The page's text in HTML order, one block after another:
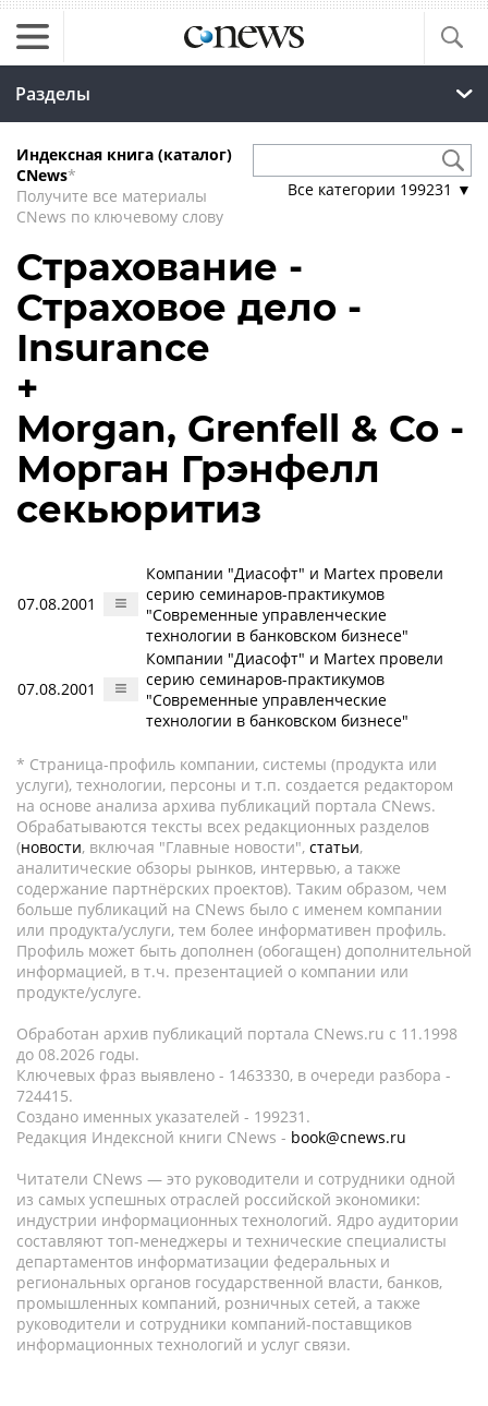
Разделы
Индексная книга (каталог)
CNews*
Получите все материалы
CNews по ключевому слову
Все категории 199231 ▼
Страхование -
Страховое дело -
Insurance
+
Morgan, Grenfell & Co -
Морган Грэнфелл
секьюритиз
07.08.2001
Компании "Диасофт" и Martex провели
серию семинаров-практикумов
"Современные управленческие
технологии в банковском бизнесе"
07.08.2001
Компании "Диасофт" и Martex провели
серию семинаров-практикумов
"Современные управленческие
технологии в банковском бизнесе"
* Страница-профиль компании, системы (продукта или
услуги), технологии, персоны и т.п. создается редактором
на основе анализа архива публикаций портала CNews.
Обрабатываются тексты всех редакционных разделов
(новости, включая "Главные новости", статьи,
аналитические обзоры рынков, интервью, а также
содержание партнёрских проектов). Таким образом, чем
больше публикаций на CNews было с именем компании
или продукта/услуги, тем более информативен профиль.
Профиль может быть дополнен (обогащен) дополнительной
информацией, в т.ч. презентацией о компании или
продукте/услуге.
Обработан архив публикаций портала CNews.ru c 11.1998
до 08.2026 годы.
Ключевых фраз выявлено - 1463330, в очереди разбора -
724415.
Создано именных указателей - 199231.
Редакция Индексной книги CNews - book@cnews.ru
Читатели CNews — это руководители и сотрудники одной
из самых успешных отраслей российской экономики:
индустрии информационных технологий. Ядро аудитории
составляют топ-менеджеры и технические специалисты
департаментов информатизации федеральных и
региональных органов государственной власти, банков,
промышленных компаний, розничных сетей, а также
руководители и сотрудники компаний-поставщиков
информационных технологий и услуг связи.